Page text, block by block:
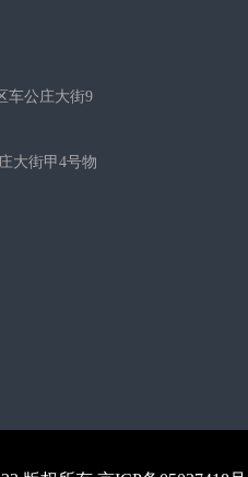
车公庄大街9
大街甲4号物